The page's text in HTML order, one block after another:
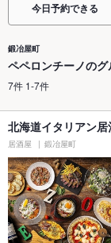
今日予約できる
鍛冶屋町
ペペロンチーノの
7件 1-7件
北海道イタリアン
居酒屋 鍛冶屋町